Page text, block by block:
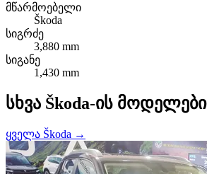
მწარმოებელი
Škoda
სიგრძე
3,880 mm
სიგანე
1,430 mm
სხვა Škoda-ის მოდელები
ყველა Škoda →